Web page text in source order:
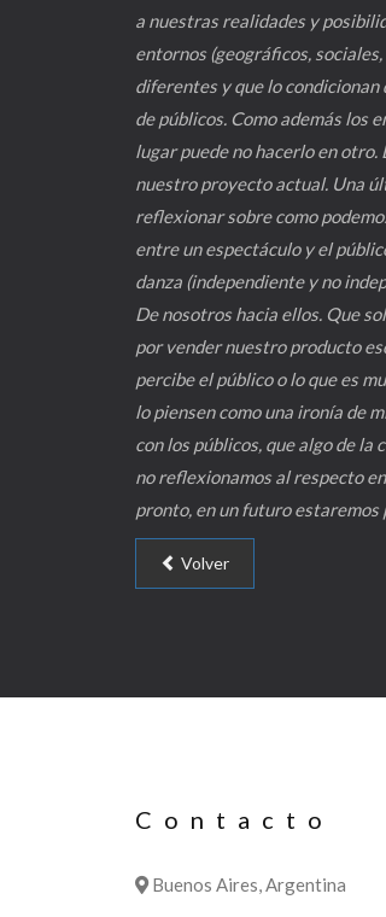
a nuestras realidades y
entornos (geográficos,
diferentes y que lo
de públicos. Como además los
lugar puede no hacerlo en otro.
nuestro proyecto actual. Una
reflexionar sobre como
entre un espectáculo y el
danza (independiente y no
De nosotros hacia ellos. Que
por vender nuestro producto
percibe el público o lo que es
lo piensen como una ironía de
con los públicos, que algo de
no reflexionamos al respecto
pronto, en un futuro estaremos
Volver
Contacto
Buenos Aires, Argentina